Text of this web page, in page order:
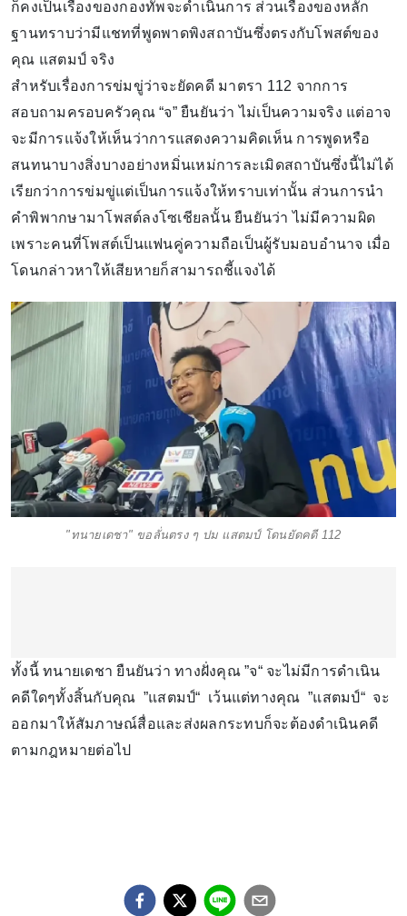
ก็คงเป็นเรื่องของกองทัพจะดําเนินการ ส่วนเรื่องของหลัก
ฐานทราบว่ามีแชทที่พูดพาดพิงสถาบันซึ่งตรงกับโพสต์ของ
คุณ แสตมป์ จริง
สําหรับเรื่องการข่มขู่ว่าจะยัดคดี มาตรา 112 จากการ
สอบถามครอบครัวคุณ “จ” ยืนยันว่า ไม่เป็นความจริง แต่อาจ
จะมีการแจ้งให้เห็นว่าการแสดงความคิดเห็น การพูดหรือ
สนทนาบางสิ่งบางอย่างหมิ่นเหม่การละเมิดสถาบันซึ่งนี้ไม่ได้
เรียกว่าการข่มขู่แต่เป็นการแจ้งให้ทราบเท่านั้น ส่วนการนำ
คำพิพากษามาโพสต์ลงโซเชียลนั้น ยืนยันว่า ไม่มีความผิด
เพราะคนที่โพสต์เป็นแฟนคู่ความถือเป็นผู้รับมอบอำนาจ เมื่อ
โดนกล่าวหาให้เสียหายก็สามารถชี้แจงได้
"ทนายเดชา" ขอลั่นตรง ๆ ปม แสตมป์ โดนยัดคดี 112
ทั้งนี้ ทนายเดชา ยืนยันว่า ทางฝั่งคุณ ”จ“ จะไม่มีการดําเนิน
คดีใดๆทั้งสิ้นกับคุณ ”แสตมป์“ เว้นแต่ทางคุณ ”แสตมป์“ จะ
ออกมาให้สัมภาษณ์สื่อและส่งผลกระทบก็จะต้องดําเนินคดี
ตามกฎหมายต่อไป